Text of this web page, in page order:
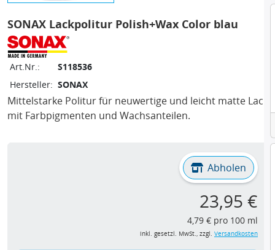
SONAX Lackpolitur Polish+Wax Color blau
Art.Nr.:
S118536
Hersteller: SONAX
Mittelstarke Politur für neuwertige und leicht matte Lacke
mit Farbpigmenten und Wachsanteilen.
Abholen
23,95 €
4,79 € pro 100 ml
inkl. gesetzl. MwSt., zzgl. Versandkosten